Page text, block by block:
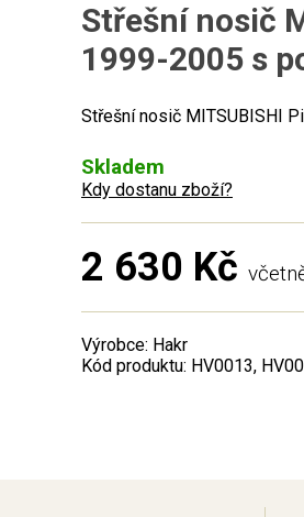
Střešní nosič
1999-2005 s
Střešní nosič MITSUBISHI
Skladem
Kdy dostanu zboží?
2 630 Kč
Výrobce: Hakr
Kód produktu: HV0013,